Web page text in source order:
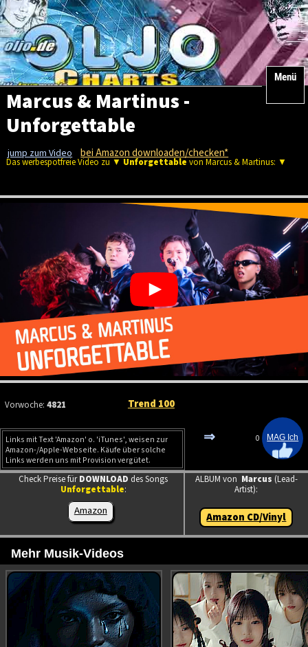
Menü
Marcus & Martinus -
Unforgettable
jump zum Video bei Amazon downloaden/checken*
Das werbespotfreie Video zu ▼ Unforgettable von Marcus & Martinus: ▼
Vorwoche: 4821 Trend 100
Links mit Text 'Amazon' o. 'iTunes', weisen zur
Amazon-/Apple-Webseite. Käufe über solche
Links werden uns mit Provision vergütet.
⇒ 0
Check Preise fürDOWNLOAD des Songs
Unforgettable:
Amazon
ALBUM von Marcus (Lead-
Artist):
Amazon CD/Vinyl
Mehr Musik-Videos